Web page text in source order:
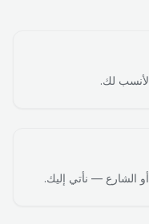
لك.
الشارع — نأتي إليك.